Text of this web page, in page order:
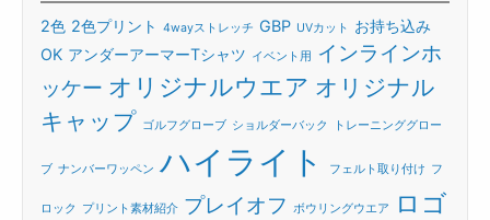
2色 2色プリント 4wayストレッチ GBP UVカット
お持ち込み
OK アンダーアーマーTシャツ イベント用
インラインホ
ッケー オリジナルウエア オリジナル
キャップ ゴルフグローブ ショルダーバック トレーニンググロー
ブ ナンバーワッペン ハイライト フェルト取り付け フ
ロック プリント素材紹介 プレイオフ ボウリングウエア ロゴ